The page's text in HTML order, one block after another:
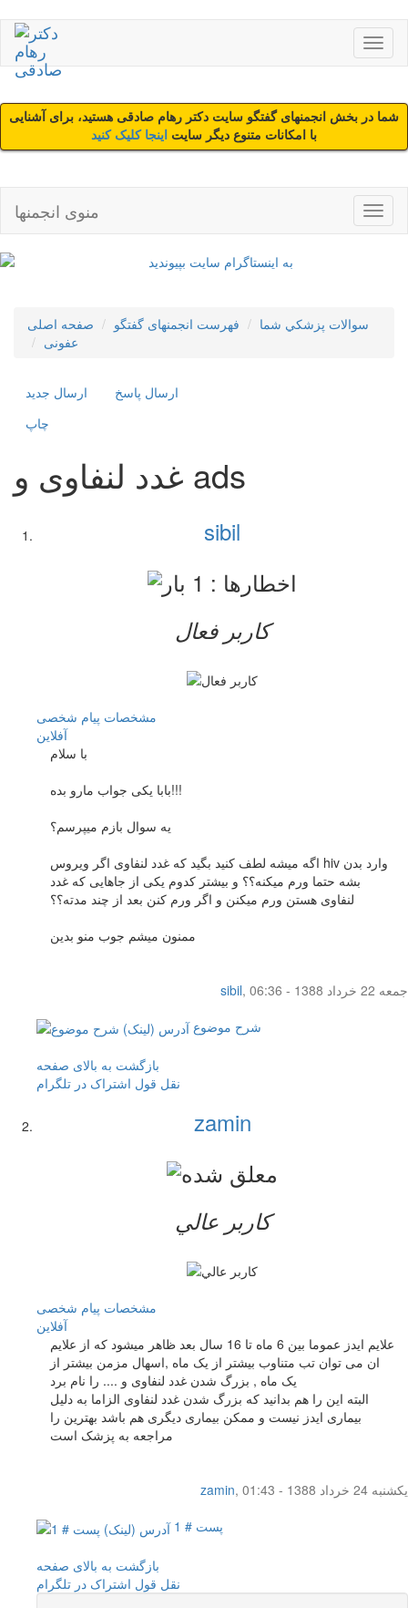
شما در بخش انجمنهای گفتگو سایت دکتر رهام صادقی هستید، برای آشنایی
با امکانات متنوع دیگر سایت اینجا کلیک کنید
منوی انجمنها
صفحه اصلی فهرست انجمنهای گفتگو
سوالات پزشکي شما
عفونی
ارسال جديد
ارسال پاسخ
چاپ
غدد لنفاوی و ads
sibil
کاربر فعال
مشخصات پیام شخصی
آفلاين
با سلام
بابا یکی جواب مارو بده!!!
یه سوال بازم میپرسم؟
اگه میشه لطف کنید بگید که غدد لنفاوی اگر ویروس hiv وارد بدن
بشه حتما ورم میکنه؟؟ و بیشتر کدوم یکی از جاهایی که غدد
لنفاوی هستن ورم میکنن و اگر ورم کنن بعد از چند مدته؟؟
ممنون میشم جوب منو بدین
sibil,
جمعه 22 خرداد 1388 - 06:36
شرح موضوع
بازگشت به بالای صفحه
نقل قول اشتراک در تلگرام
zamin
کاربر عالي
مشخصات پیام شخصی
آفلاين
علایم ایدز عموما بین 6 ماه تا 16 سال بعد ظاهر میشود که از علایم
ان می توان تب متناوب بیشتر از یک ماه ,اسهال مزمن بیشتر از
یک ماه , بزرگ شدن غدد لنفاوی و .... را نام برد
البته این را هم بدانید که بزرگ شدن غدد لنفاوی الزاما به دلیل
بیماری ایدز نیست و ممکن بیماری دیگری هم باشد بهترین را
مراجعه به پزشک است
zamin,
یکشنبه 24 خرداد 1388 - 01:43
پست # 1
بازگشت به بالای صفحه
نقل قول اشتراک در تلگرام